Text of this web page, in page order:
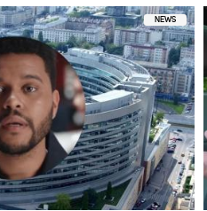
NEWS